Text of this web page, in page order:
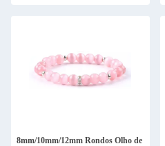
8mm/10mm/12mm Rondos Olho de